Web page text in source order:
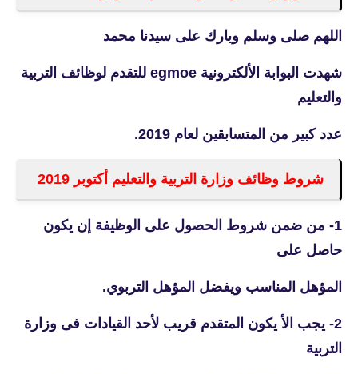
اللهم صلى وسلم وبارك على سيدنا محمد
شهدت البوابة الألكترونية
egmoe للتقدم لوظائف التربية
والتعليم
عدد كبير من المتسابقين لعام 2019.
شروط وظائف وزارة التربية والتعليم أكتوبر 2019
1- من ضمن شروط الحصول على الوظيفة إن يكون
حاصل على
المؤهل المناسب ويفضل المؤهل التربوي.
2- يجب الأ يكون المتقدم قريب لأحد القيادات فى وزارة
التربية